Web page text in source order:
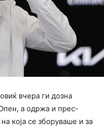
вчера ги дозна
а одржа и прес-
која се зборуваше и за